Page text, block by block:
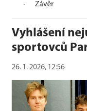
· Závěr
Vyhlášení
sportovců
26. 1. 2026, 12:56